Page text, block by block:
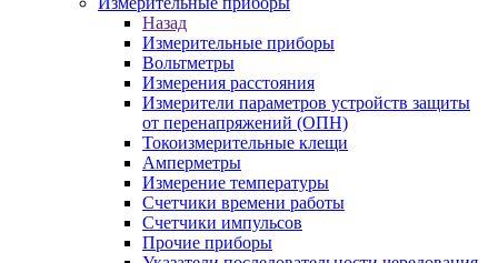
Назад
Измерительные приборы
Вольтметры
Измерения расстояния
Измерители параметров устройств защиты
от перенапряжений (ОПН)
Токоизмерительные клещи
Амперметры
Измерение температуры
Счетчики времени работы
Счетчики импульсов
Прочие приборы